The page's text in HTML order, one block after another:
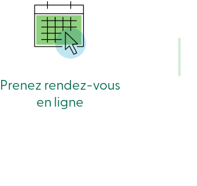
Prenez rendez-vous
en ligne